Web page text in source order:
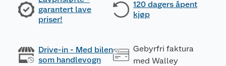
garantert lave
priser!
120 dagers åpent
kjøp
Drive-in - Med bilen
som handlevogn
Gebyrfri faktura
med Walley